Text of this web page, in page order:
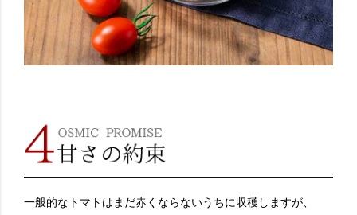
一般的なトマトはまだ赤くならないうちに収穫しますが、